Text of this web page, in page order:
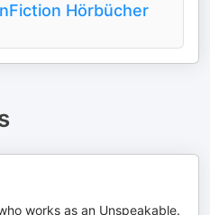
Hörbücher
works as an Unspeakable.